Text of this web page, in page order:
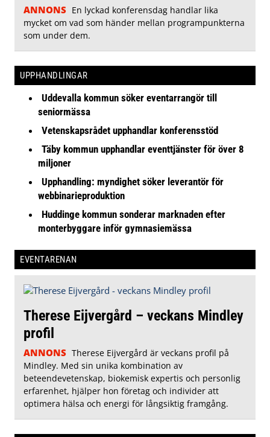
ANNONS En lyckad konferensdag handlar lika
mycket om vad som händer mellan programpunkterna
som under dem.
UPPHANDLINGAR
Uddevalla kommun söker eventarrangör till
seniormässa
Vetenskapsrådet upphandlar konferensstöd
Täby kommun upphandlar eventtjänster för över 8
miljoner
Upphandling: myndighet söker leverantör för
webbinarieproduktion
Huddinge kommun sonderar marknaden efter
monterbyggare inför gymnasiemässa
EVENTARENAN
Therese Eijvergård – veckans Mindley
profil
ANNONS Therese Eijvergård är veckans profil på
Mindley. Med sin unika kombination av
beteendevetenskap, biokemisk expertis och personlig
erfarenhet, hjälper hon företag och individer att
optimera hälsa och energi för långsiktig framgång.